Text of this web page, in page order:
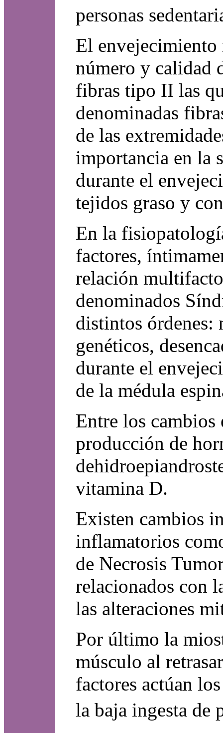
personas
El envejecimiento
número y calidad
fibras tipo II las
denominadas
de las
importancia en la
durante el
tejidos graso y
En la
factores,
relación
denominados
distintos órdenes:
genéticos,
durante el
de la médula
Entre los cambios
producción de
vitamina D.
Existen cambios
inflamatorios
de Necrosis
relacionados con
las alteraciones
Por último la
músculo al
factores actúan
la baja ingesta de